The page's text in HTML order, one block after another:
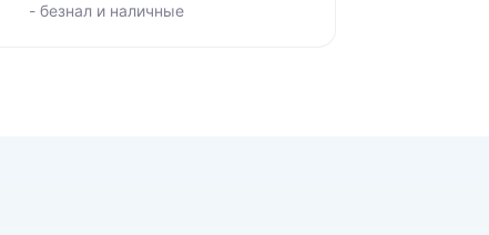
- безнал и наличные